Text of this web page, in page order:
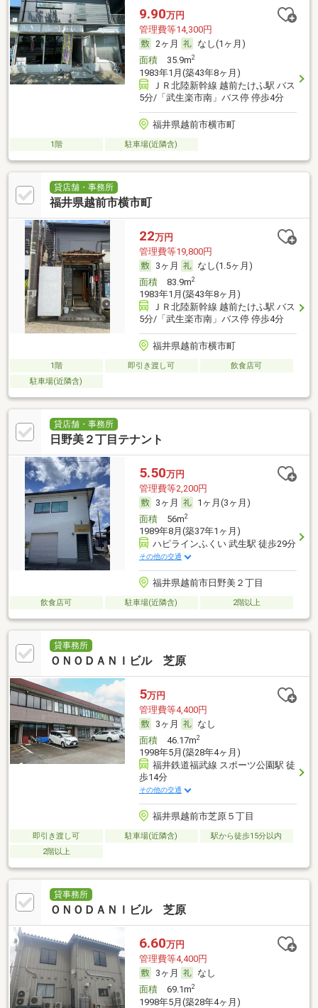
9.90万円
管理費等14,300円
2ヶ月
なし(1ヶ月)
面積35.9m2
1983年1月(築43年8ヶ月)
ＪＲ北陸新幹線 越前たけふ駅 バス
5分/「武生楽市南」バス停 停歩4分
福井県越前市横市町
1階 駐車場(近隣含)
貸店舗・事務所
福井県越前市横市町
22万円
管理費等19,800円
3ヶ月
なし(1.5ヶ月)
面積83.9m2
1983年1月(築43年8ヶ月)
ＪＲ北陸新幹線 越前たけふ駅 バス
5分/「武生楽市南」バス停 停歩4分
福井県越前市横市町
1階 即引き渡し可
飲食店可
駐車場(近隣含)
貸店舗・事務所
日野美２丁目テナント
5.50万円
管理費等2,200円
3ヶ月
1ヶ月(3ヶ月)
面積56m2
1989年8月(築37年1ヶ月)
ハピラインふくい 武生駅 徒歩29分
その他の交通
福井県越前市日野美２丁目
飲食店可 駐車場(近隣含) 2階以上
貸事務所
ＯＮＯＤＡＮＩビル 芝原
5万円
管理費等4,400円
3ヶ月
なし
面積46.17m2
1998年5月(築28年4ヶ月)
福井鉄道福武線 スポーツ公園駅 徒
歩14分
その他の交通
福井県越前市芝原５丁目
即引き渡し可 駐車場(近隣含)
駅から徒歩15分以内
2階以上
貸事務所
ＯＮＯＤＡＮＩビル 芝原
6.60万円
管理費等4,400円
3ヶ月
なし
面積69.1m2
1998年5月(築28年4ヶ月)